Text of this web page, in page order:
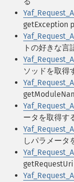
getException
トの好きな言
ソッドを取得
ータを取得す
しパラメータ